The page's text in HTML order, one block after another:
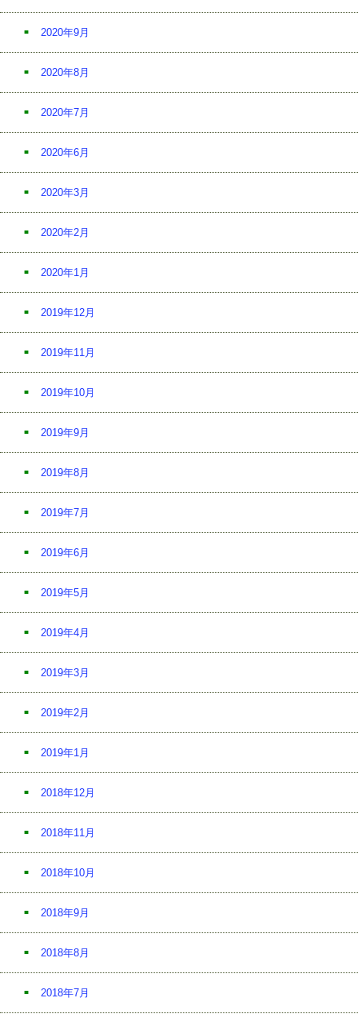
2020年9月
2020年8月
2020年7月
2020年6月
2020年3月
2020年2月
2020年1月
2019年12月
2019年11月
2019年10月
2019年9月
2019年8月
2019年7月
2019年6月
2019年5月
2019年4月
2019年3月
2019年2月
2019年1月
2018年12月
2018年11月
2018年10月
2018年9月
2018年8月
2018年7月